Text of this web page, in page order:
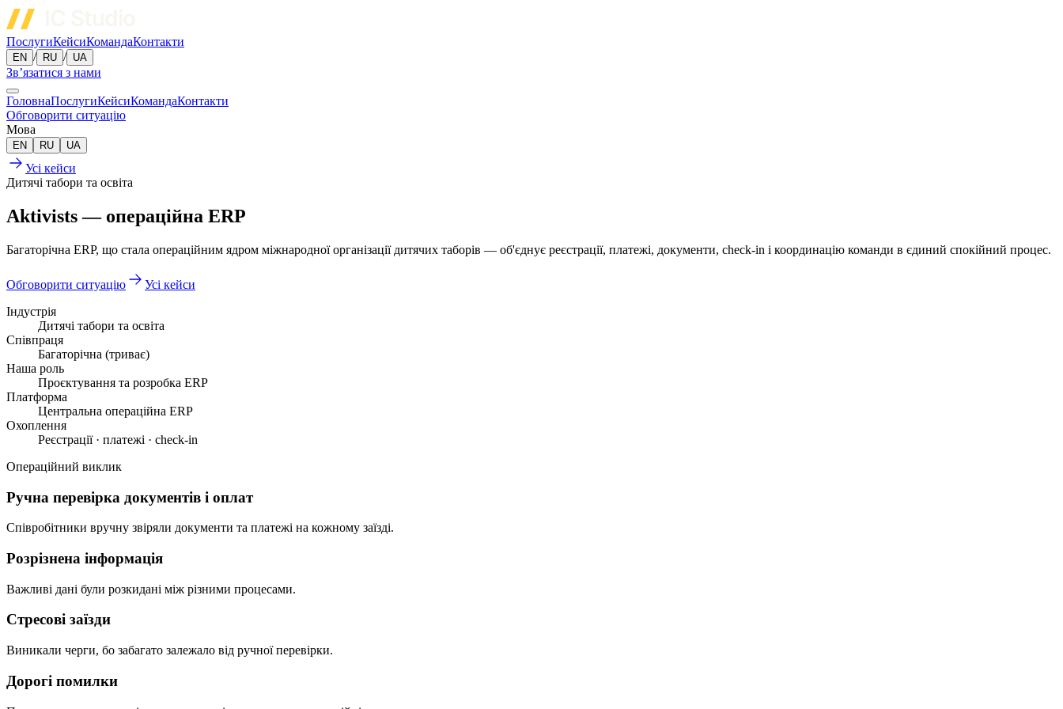
ПослугиКейсиКомандаКонтакти
EN / RU / UA
Зв’язатися з нами
ГоловнаПослугиКейсиКомандаКонтакти
Обговорити ситуацію
Мова
EN RU UA
Усі кейси
Дитячі табори та освіта
Aktivists — операційна ERP
Багаторічна ERP, що стала операційним ядром міжнародної організації дитячих таборів — об'єднує реєстрації, платежі, документи, check-in і координацію команди в єдиний спокійний процес.
Обговорити ситуацію
Усі кейси
Індустрія
Дитячі табори та освіта
Співпраця
Багаторічна (триває)
Наша роль
Проєктування та розробка ERP
Платформа
Центральна операційна ERP
Охоплення
Реєстрації · платежі · check-in
Операційний виклик
Ручна перевірка документів і оплат
Співробітники вручну звіряли документи та платежі на кожному заїзді.
Розрізнена інформація
Важливі дані були розкидані між різними процесами.
Стресові заїзди
Виникали черги, бо забагато залежало від ручної перевірки.
Дорогі помилки